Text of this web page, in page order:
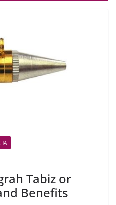
Tabiz or
Benefits